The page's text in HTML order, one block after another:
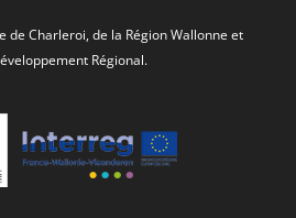
de Charleroi, de la Région Wallonne et
Régional.